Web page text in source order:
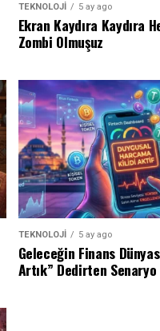
TEKNOLOJİ 5 ay ago
Ekran Kaydıra Kaydıra
Zombi Olmuşuz
TEKNOLOJİ 5 ay ago
Geleceğin Finans
Artık” Dedirten Senaryo